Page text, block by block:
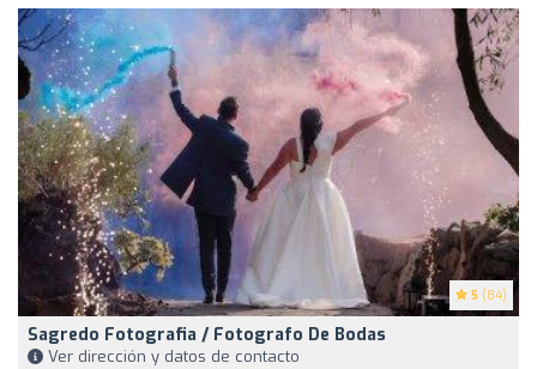
5 (84)
Sagredo Fotografia / Fotografo De Bodas
Ver dirección y datos de contacto